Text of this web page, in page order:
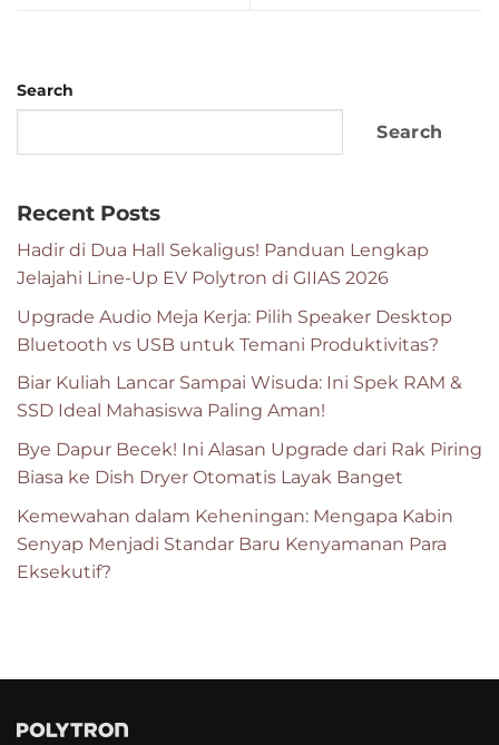
Search
Search
Recent Posts
Hadir di Dua Hall Sekaligus! Panduan Lengkap
Jelajahi Line-Up EV Polytron di GIIAS 2026
Upgrade Audio Meja Kerja: Pilih Speaker Desktop
Bluetooth vs USB untuk Temani Produktivitas?
Biar Kuliah Lancar Sampai Wisuda: Ini Spek RAM &
SSD Ideal Mahasiswa Paling Aman!
Bye Dapur Becek! Ini Alasan Upgrade dari Rak Piring
Biasa ke Dish Dryer Otomatis Layak Banget
Kemewahan dalam Keheningan: Mengapa Kabin
Senyap Menjadi Standar Baru Kenyamanan Para
Eksekutif?